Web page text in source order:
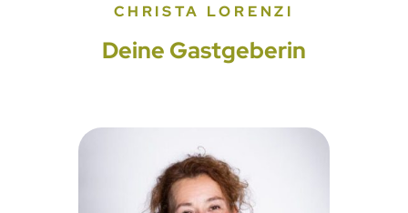
CHRISTA LORENZI
Deine Gastgeberin